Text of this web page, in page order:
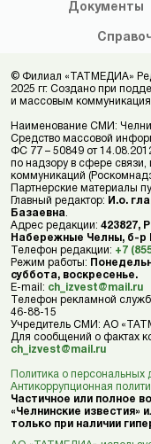
Документы
© Филиал «ТАТМЕДИА»
2025 гг. Создано при
и массовым
Наименование СМИ:
Средство массовой
ФС 77 – 50849 от
по надзору в сфере
коммуникаций
Партнерские материалы
Главный редактор: И.о.
Базаевна
Адрес редакции: 423827,
Набережные Челны, б-р
Телефон редакции: +7
Режим работы:
суббота, воскресенье.
E-mail: ch_izvest@mail.ru
Телефон рекламной
46-88-15
Учредитель СМИ: АО
Для сообщений о фактах
ch_izvest@mail.ru
Политика о персональных
Антикоррупционная
Частичное или полное
«Челнинские известия»
только при наличии